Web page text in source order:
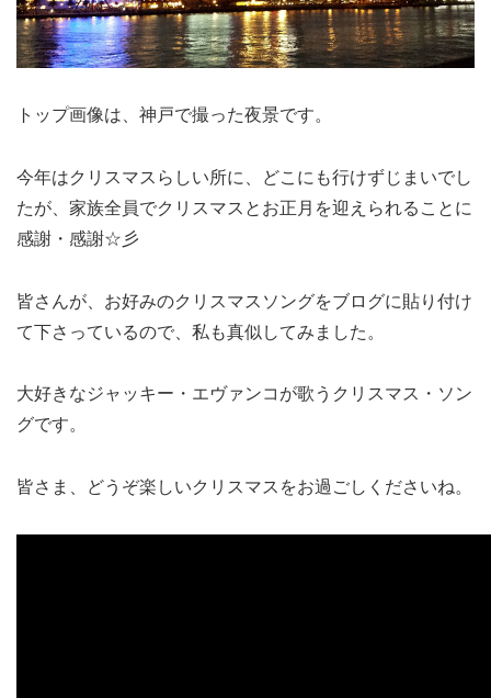
トップ画像は、神戸で撮った夜景です。
今年はクリスマスらしい所に、どこにも行けずじまいでし
たが、家族全員でクリスマスとお正月を迎えられることに
感謝・感謝☆彡
皆さんが、お好みのクリスマスソングをブログに貼り付け
て下さっているので、私も真似してみました。
大好きなジャッキー・エヴァンコが歌うクリスマス・ソン
グです。
皆さま、どうぞ楽しいクリスマスをお過ごしくださいね。